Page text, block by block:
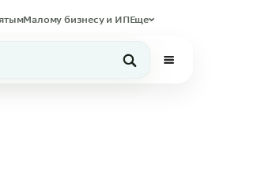
Малому бизнесу и ИПЕще